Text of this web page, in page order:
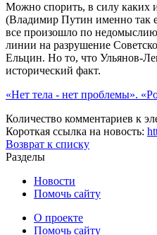
Можно спорить, в силу каких
(Владимир Путин именно так
все произошло по
линии на разрушение
Ельцин. Но то, что Ульянов-
исторический факт.
«Нет тела - нет проблемы».
Количество комментариев к
Короткая ссылка на новость:
Возврат к списку
Разделы
Новости
Помочь сайту
О проекте
Помочь сайту